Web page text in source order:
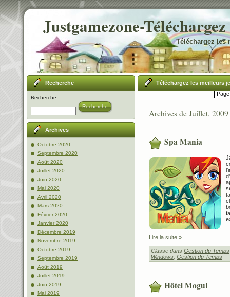
Justgamezone-
Téléchargez les
Recherche
Recherche:
Recherche
Archives
Octobre 2020
Septembre 2020
Août 2020
Juillet 2020
Juin 2020
Mai 2020
Avril 2020
Mars 2020
Février 2020
Janvier 2020
Décembre 2019
Novembre 2019
Octobre 2019
Septembre 2019
Août 2019
Juillet 2019
Juin 2019
Mai 2019
Téléchargez les meilleurs
Archives de Juillet, 2009
Spa Mania
Lire la suite »
Classe dans Gestion du Temps
Windows Gestion du Temps
Hôtel Mogul